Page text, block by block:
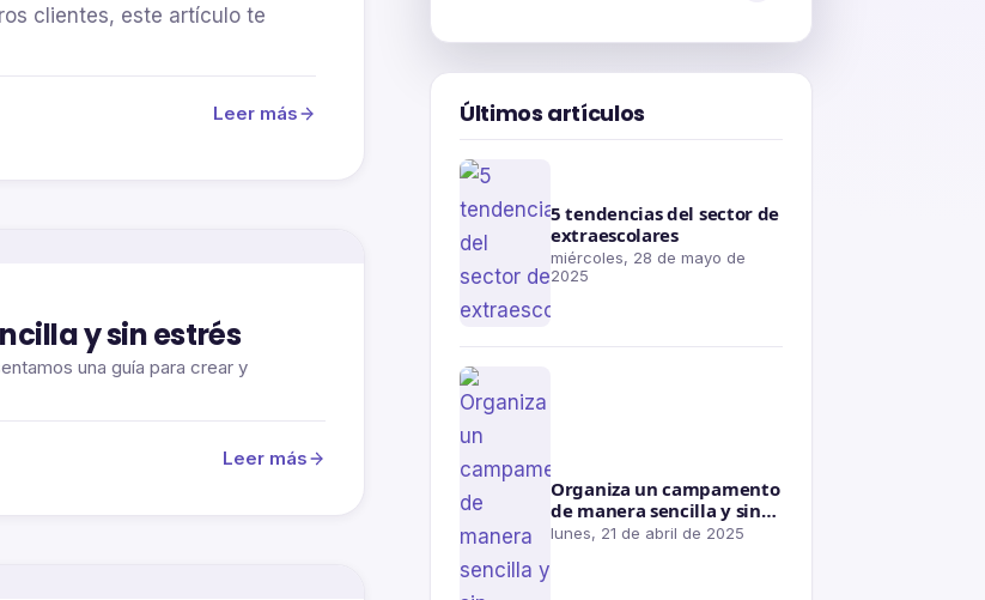
clientes, este artículo te
Leer más
y sin estrés
una guía para crear y
Leer más
Últimos artículos
5 tendencias del sector de
extraescolares
miércoles, 28 de mayo de
2025
Organiza un campamento
de manera sencilla y sin
estrés
lunes, 21 de abril de 2025